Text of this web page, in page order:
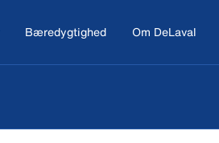
Bæredygtighed Om DeLaval